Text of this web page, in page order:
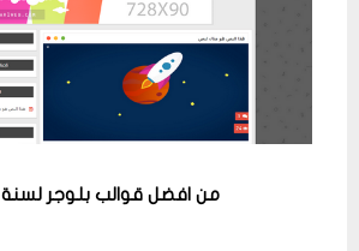
من افضل قوالب بلوجر لسنة 2016